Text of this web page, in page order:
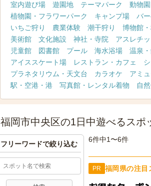
室内遊び場 遊園地 テーマパーク 動物園
植物園・フラワーパーク
キャンプ場 バ
いちご狩り
農業体験 潮干狩り 博物館
美術館
文化施設 神社・寺院 アスレチ
児童館
図書館 プール 海水浴場 温泉
アイススケート場
レストラン・カフェ
プラネタリウム・天文台
カラオケ アミ
駅・空港・港
写真館・レンタル着物 自
福岡市中央区の1日中遊べるスポ
6件中1〜6件
PR 福岡県の注目
フリーワードで絞り込む